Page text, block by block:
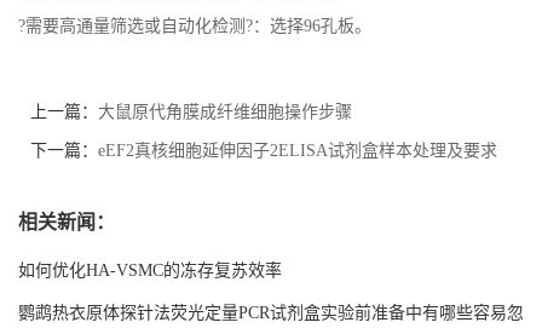
?需要高通量筛选或自动化检测?：选择96孔板。
上一篇： 大鼠原代角膜成纤维细胞操作步骤
下一篇： eEF2真核细胞延伸因子2ELISA试剂盒样本处理及要求
相关新闻：
如何优化HA-VSMC的冻存复苏效率
鹦鹉热衣原体探针法荧光定量PCR试剂盒实验前准备中有哪些容易忽